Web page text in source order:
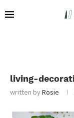
living-
written byRosie